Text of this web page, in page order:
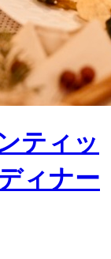
ティッ
ィナー